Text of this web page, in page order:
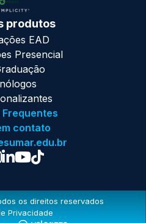
produtos
EAD
Presencial
Frequentes
contato
os direitos reservados
Privacidade